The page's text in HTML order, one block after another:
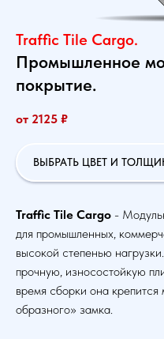
Traffic Tile Cargo.
Промышленное
покрытие.
от 2125 ₽
ВЫБРАТЬ ЦВЕТ И
Traffic Tile Cargo -
для промышленных,
высокой степенью
прочную, износостойкую
время сборки она
образного» замка.